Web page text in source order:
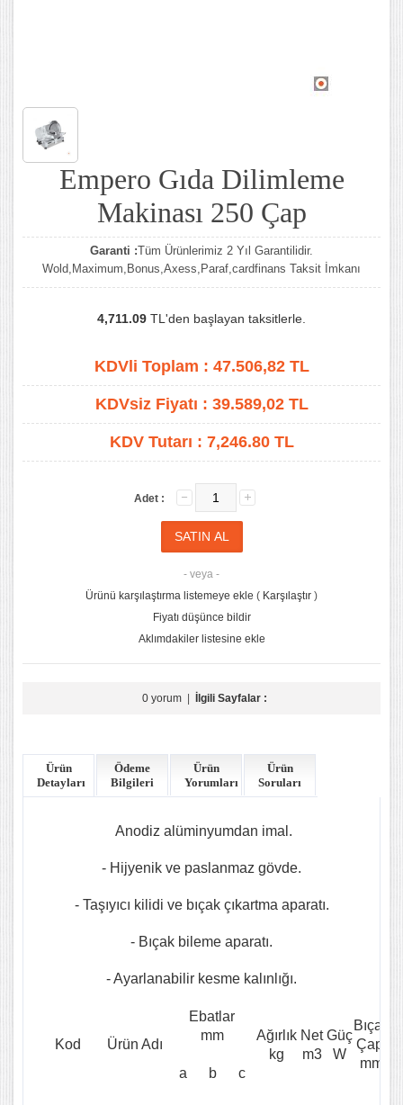
Empero Gıda Dilimleme
Makinası 250 Çap
Garanti :Tüm Ürünlerimiz 2 Yıl Garantilidir.
Wold,Maximum,Bonus,Axess,Paraf,cardfinans Taksit İmkanı
4,711.09 TL'den başlayan taksitlerle.
KDVli Toplam : 47.506,82TL
KDVsiz Fiyatı : 39.589,02TL
KDV Tutarı : 7,246.80 TL
Adet :
- veya -
Ürünü karşılaştırma listemeye ekle ( Karşılaştır )
Fiyatı düşünce bildir
Aklımdakiler listesine ekle
0 yorum| İlgili Sayfalar :
Ürün
Detayları
Ödeme
Bilgileri
Ürün
Yorumları
Ürün
Soruları
Anodiz alüminyumdan imal.
- Hijyenik ve paslanmaz gövde.
- Taşıyıcı kilidi ve bıçak çıkartma aparatı.
- Bıçak bileme aparatı.
- Ayarlanabilir kesme kalınlığı.
Kod Ürün Adı
Ebatlar
mm
Ağırlık
kg
Net
m3
Güç
W
Bıçak
Çapı
mm
a b c